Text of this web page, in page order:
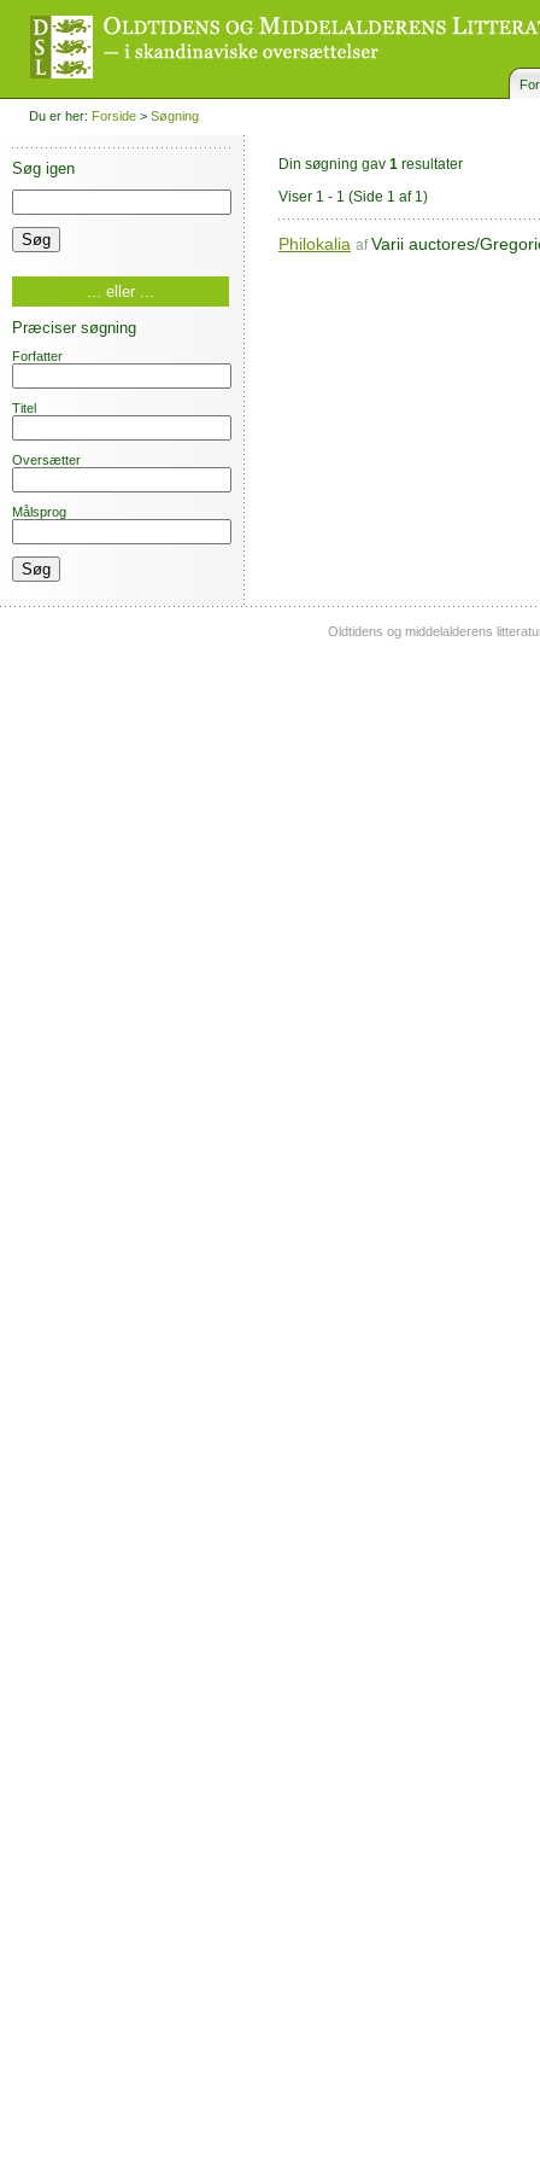
Du er her: Forside > Søgning
Søg igen
... eller ...
Præciser søgning
Forfatter
Titel
Oversætter
Målsprog
Din søgning gav 1 resultater
Viser 1 - 1 (Side 1 af 1)
Philokalia afVarii auctores/
Oldtidens og middelalderens